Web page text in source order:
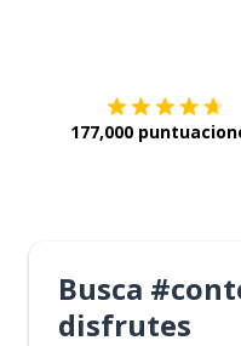
177,000
Busca
disfrutes